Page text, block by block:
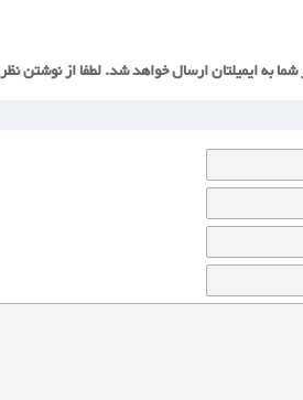
به ایمیلتان ارسال خواهد شد. لطفا از